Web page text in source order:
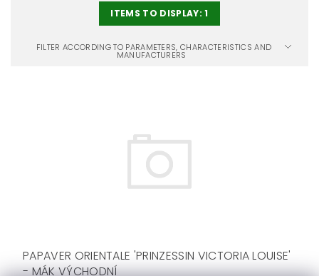
ITEMS TO DISPLAY:1
FILTER ACCORDING TO PARAMETERS, CHARACTERISTICS AND
MANUFACTURERS
PAPAVER ORIENTALE 'PRINZESSIN VICTORIA LOUISE'
- MÁK VÝCHODNÍ